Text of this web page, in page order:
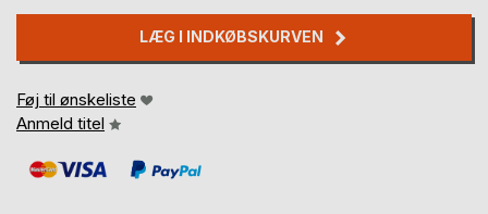
LÆG I INDKØBSKURVEN
Føj til ønskeliste
Anmeld titel